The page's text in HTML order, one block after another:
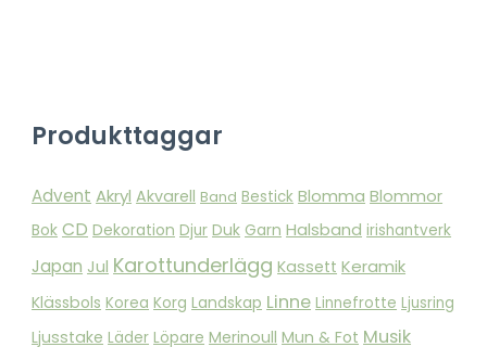
Produkttaggar
Advent Akryl Akvarell Band Bestick Blomma Blommor
Bok CD Dekoration Djur Duk Garn Halsband irishantverk
Japan Jul Karottunderlägg Kassett Keramik
Klässbols Korea Korg Landskap Linne Linnefrotte Ljusring
Ljusstake Läder Löpare Merinoull Mun & Fot Musik